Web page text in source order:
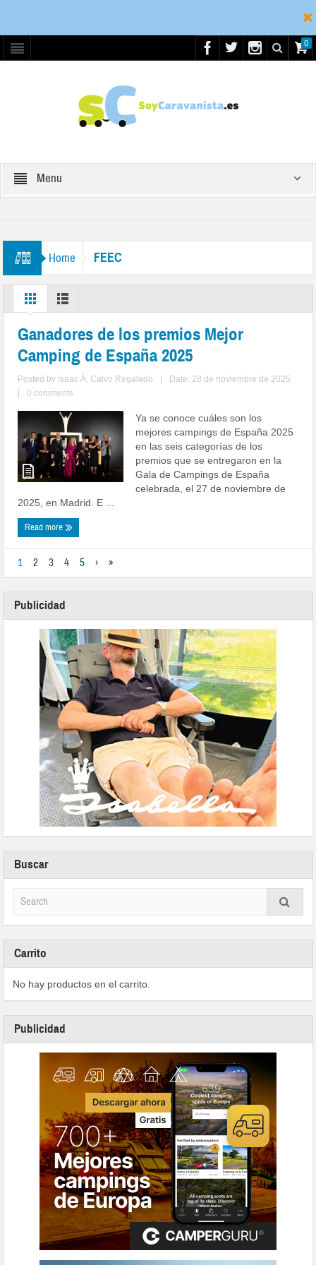
0
Menu
Home FEEC
Ganadores de los premios Mejor
Camping de España 2025
Posted by Isaac Á, Calvo Regalado
Date: 28 de noviembre de 2025
0 comments
Ya se conoce cuáles son los
mejores campings de España 2025
en las seis categorías de los
premios que se entregaron en la
Gala de Campings de España
celebrada, el 27 de noviembre de
2025, en Madrid. E ...
Read more
1 2 3 4 5 › »
Publicidad
Buscar
Carrito
No hay productos en el carrito.
Publicidad